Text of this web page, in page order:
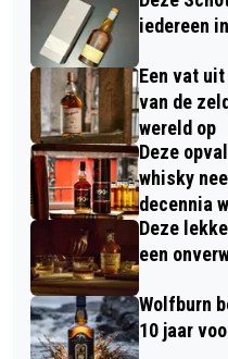
iedereen
Een vat
van de
wereld op
Deze
whisky
decennia
Deze
een
Wolfburn
10 jaar